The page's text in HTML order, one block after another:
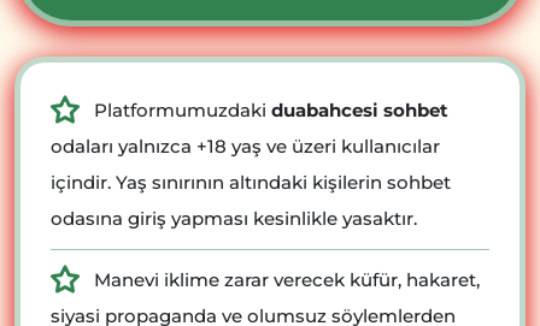
Platformumuzdaki duabahcesi sohbet
odaları yalnızca +18 yaş ve üzeri kullanıcılar
içindir. Yaş sınırının altındaki kişilerin sohbet
odasına giriş yapması kesinlikle yasaktır.
Manevi iklime zarar verecek küfür, hakaret,
siyasi propaganda ve olumsuz söylemlerden